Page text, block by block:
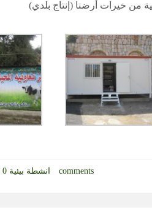
انشطة بيئية 0 comments